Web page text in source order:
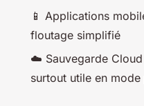
📱 Applications
floutage simplifié
☁️ Sauvegarde
surtout utile en